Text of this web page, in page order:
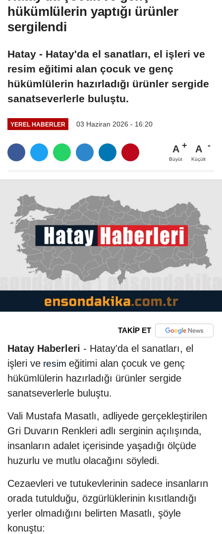
hükümlülerin yaptığı ürünler
sergilendi
Hatay - Hatay'da el sanatları, el işleri ve
resim eğitimi alan çocuk ve genç
hükümlülerin hazırladığı ürünler sergide
sanatseverlerle buluştu.
YEREL HABERLER 03 Haziran 2026 - 16:20
A
Büyüt
A
Küçült
TAKİP ET
Hatay Haberleri - Hatay'da el sanatları, el
işleri ve resim eğitimi alan çocuk ve genç
hükümlülerin hazırladığı ürünler sergide
sanatseverlerle buluştu.
Vali Mustafa Masatlı, adliyede gerçekleştirilen
Gri Duvarın Renkleri adlı serginin açılışında,
insanların adalet içerisinde yaşadığı ölçüde
huzurlu ve mutlu olacağını söyledi.
Cezaevleri ve tutukevlerinin sadece insanların
orada tutulduğu, özgürlüklerinin kısıtlandığı
yerler olmadığını belirten Masatlı, şöyle
konuştu: